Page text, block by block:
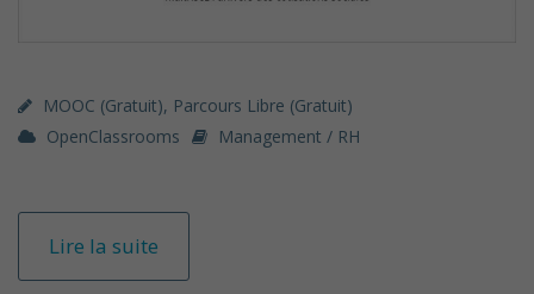
MOOC (gratuit), Parcours Libre (gratuit)
OpenClassrooms
Management / RH
Lire la suite